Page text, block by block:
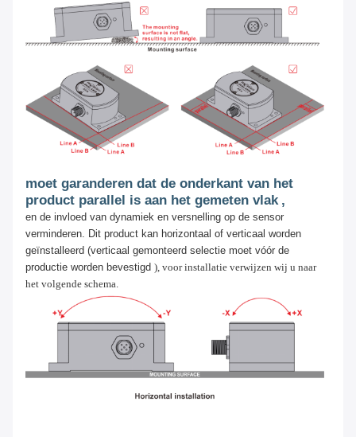
moet garanderen dat de onderkant van het
product parallel is aan het gemeten vlak ,
en de invloed van dynamiek en versnelling op de sensor
verminderen. Dit product kan horizontaal of verticaal worden
geïnstalleerd (verticaal gemonteerd selectie moet vóór de
productie worden bevestigd ), voor installatie verwijzen wij u naar
het volgende schema.